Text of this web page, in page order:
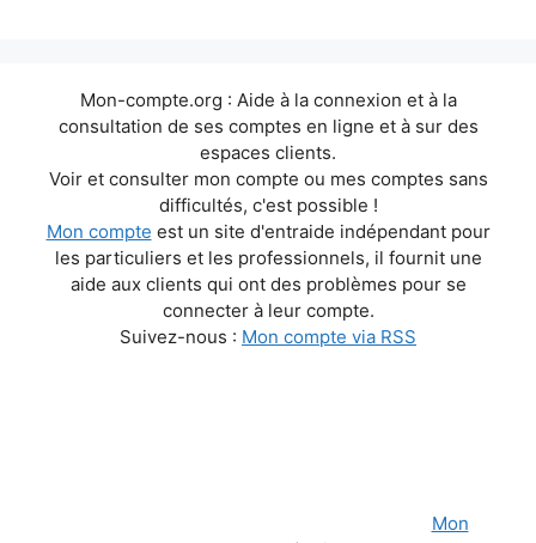
Mon-compte.org : Aide à la connexion et à la
consultation de ses comptes en ligne et à sur des
espaces clients.
Voir et consulter mon compte ou mes comptes sans
difficultés, c'est possible !
Mon compte est un site d'entraide indépendant pour
les particuliers et les professionnels, il fournit une
aide aux clients qui ont des problèmes pour se
connecter à leur compte.
Suivez-nous : Mon compte via RSS
Mon